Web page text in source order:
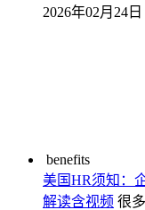
2026年02月24日
benefits
美国HR须知：
解读含视频 很